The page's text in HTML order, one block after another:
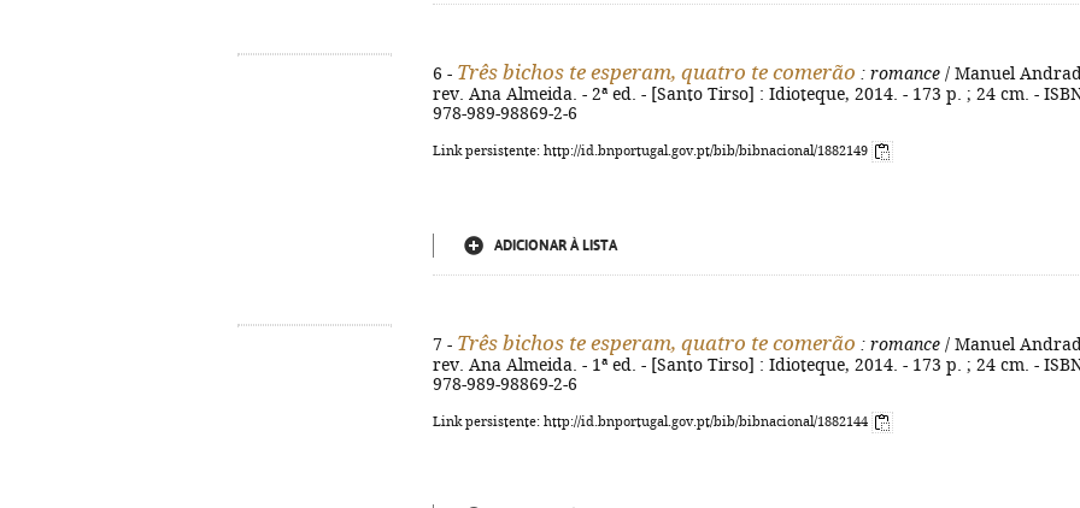
6 - Três bichos te esperam, quatro te comerão : romance / Manuel
rev. Ana Almeida. - 2ª ed. - [Santo Tirso] : Idioteque, 2014. - 173 p. ; 24 cm. -
978-989-98869-2-6
Link persistente: http://id.bnportugal.gov.pt/bib/bibnacional/1882149
ADICIONAR À LISTA
7 - Três bichos te esperam, quatro te comerão : romance / Manuel
rev. Ana Almeida. - 1ª ed. - [Santo Tirso] : Idioteque, 2014. - 173 p. ; 24 cm. -
978-989-98869-2-6
Link persistente: http://id.bnportugal.gov.pt/bib/bibnacional/1882144